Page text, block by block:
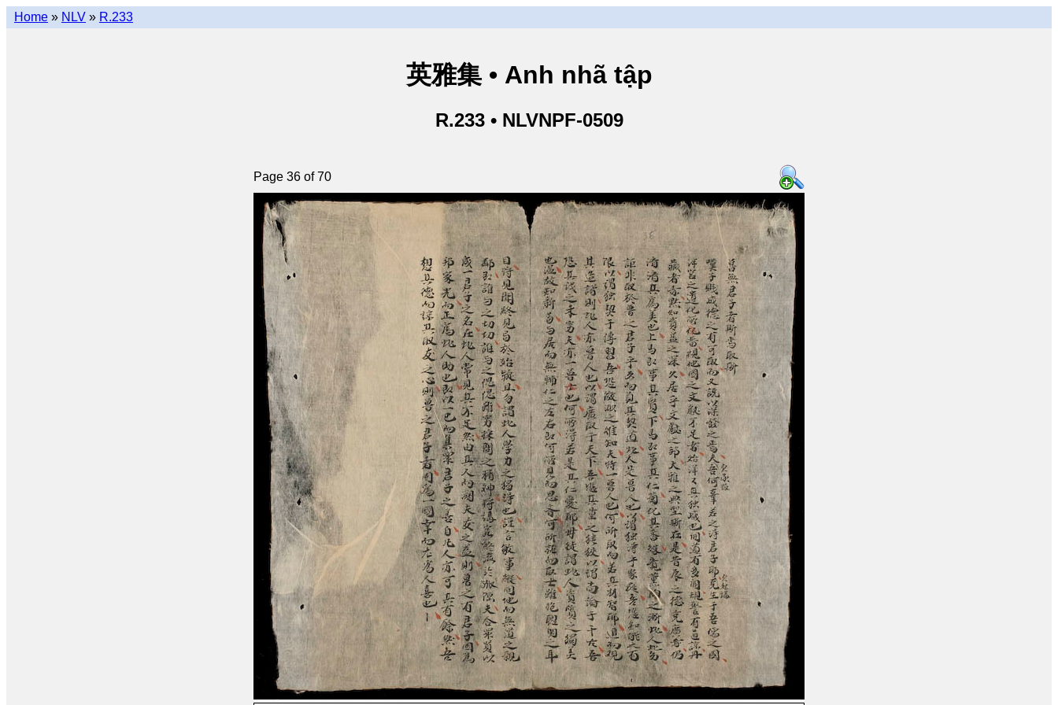
Home » NLV » R.233
英雅集 • Anh nhã tập
R.233 • NLVNPF-0509
Page 36 of 70